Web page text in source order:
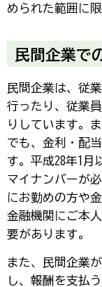
められた範囲に
民間企業で
民間企業は、従
行ったり、従業
りしています。
でも、金利・配
す。平成28年1月
マイナンバーが
にお勤めの方や
金融機関にご本
要があります。
また、民間企業
し、報酬を支払